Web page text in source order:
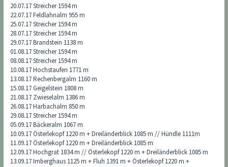
20.07.17 Streicher 1594 m
22.07.17 Feldlahnalm 955 m
25.07.17 Streicher 1594 m
28.07.17 Streicher 1594 m
29.07.17 Brandstein 1138 m
01.08.17 Streicher 1594 m
08.08.17 Streicher 1594 m
10.08.17 Hochstaufen 1771 m
13.08.17 Rechenbergalm 1160 m
15.08.17 Geigelstein 1808 m
21.08.17 Zwieselalm 1386 m
26.08.17 Harbachalm 850 m
29.08.17 Streicher 1594 m
05.09.17 Bäckeralm 1067 m
10.09.17 Österlekopf 1220 m + Dreiländerblick 1085 m // Hündle 1111m
11.09.17 Österlekopf 1220 m + Dreiländerblick 1085 m
12.09.17 Hochgrat 1834 m // Österlekopf 1220 m + Dreiländerblick 1085 m
13.09.17 Imberghaus 1125 m + Fluh 1391 m + Österlekopf 1220 m +